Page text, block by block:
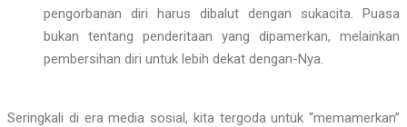
pengorbanan diri harus dibalut dengan sukacita. Puasa
bukan tentang penderitaan yang dipamerkan, melainkan
pembersihan diri untuk lebih dekat dengan-Nya.
Seringkali di era media sosial, kita tergoda untuk “memamerkan”